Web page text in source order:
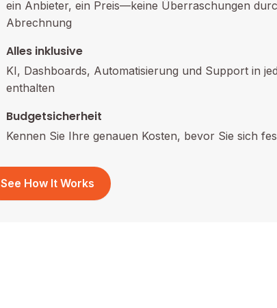
ein Anbieter, ein Preis—keine Überraschungen
Abrechnung
Alles inklusive
KI, Dashboards, Automatisierung und Support in
enthalten
Budgetsicherheit
Kennen Sie Ihre genauen Kosten, bevor Sie sich
See How It Works